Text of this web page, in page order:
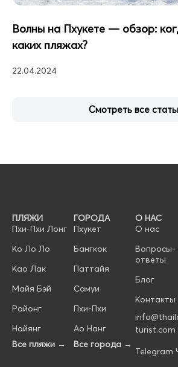
Волны на Пхукете — обзор:
каких пляжах?
22.04.2024
Смотреть все
ПЛЯЖИ
Пхи-Пхи Лонг
Ко Ло Ло
Као Лак
Майя Бэй
Районг
Найянг
Все пляжи →
ГОРОДА
Пхукет
Бангкок
Паттайя
Самуи
Пхи-Пхи
Ао Нанг
Все города →
О НАС
О нас
Вопросы-
ответы
Блог
Контакты
turist.com
Telegram